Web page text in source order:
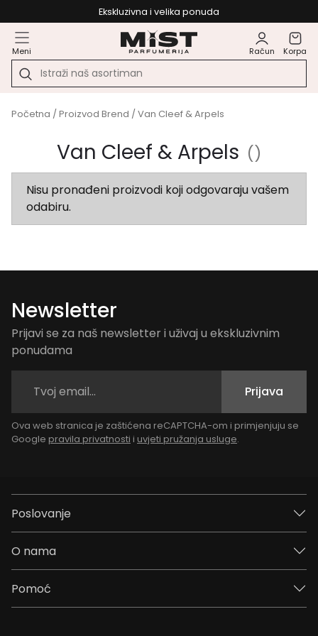
Ekskluzivna i velika ponuda
Meni Račun Korpa
Početna / Proizvod Brend / Van Cleef & Arpels
Van Cleef & Arpels ()
Nisu pronađeni proizvodi koji odgovaraju vašem
odabiru.
Newsletter
Prijavi se za naš newsletter i uživaj u ekskluzivnim
ponudama
Prijava
Ova web stranica je zaštićena reCAPTCHA-om i primjenjuju se
Google pravila privatnosti i uvjeti pružanja usluge.
Poslovanje
O nama
Pomoć